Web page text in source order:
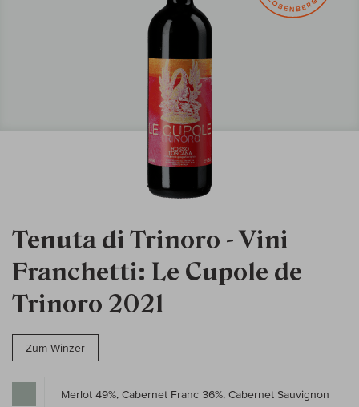
Tenuta di Trinoro - Vini
Franchetti: Le Cupole de
Trinoro 2021
Zum Winzer
Merlot 49%, Cabernet Franc 36%, Cabernet Sauvignon